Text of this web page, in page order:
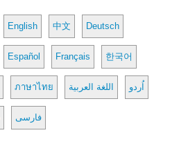
English 中文 Deutsch
Español Français 한국어
ภาษาไทย اللغة العربية اُردو
فارسی